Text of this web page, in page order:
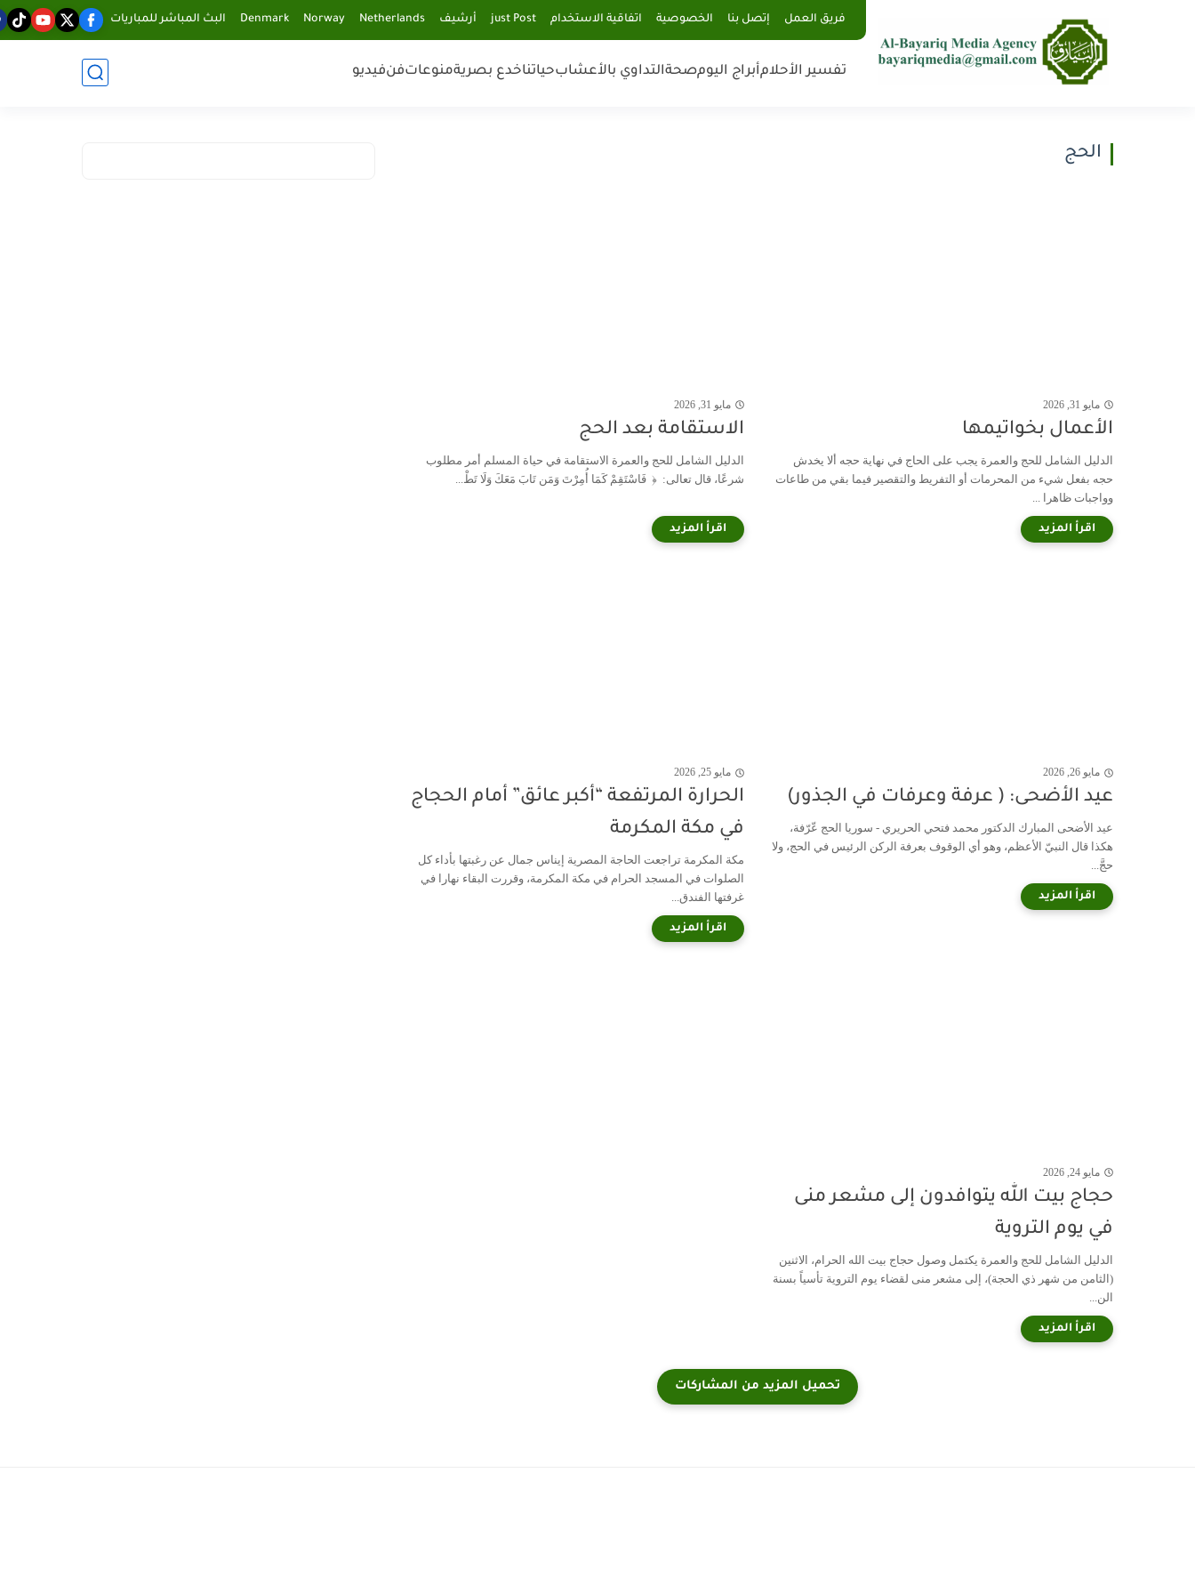
فريق العمل إتصل بنا الخصوصية اتفاقية الاستخدام just Post أرشيف Netherlands
Norway
Denmark البث المباشر للمباريات
تفسير الأحلامأبراج اليومصحةالتداوي بالأعشابحياتناخدع بصريةمنوعاتفنفيديو
الحج
مايو 31, 2026
الأعمال بخواتيمها
الدليل الشامل للحج والعمرة يجب على الحاج في نهاية حجه ألا يخدش
حجه بفعل شيء من المحرمات أو التفريط والتقصير فيما بقي من طاعات
وواجبات ظاهرا ...
مايو 31, 2026
الاستقامة بعد الحج
الدليل الشامل للحج والعمرة الاستقامة في حياة المسلم أمر مطلوب
شرعًا، قال تعالى: ﴿ فَاسْتَقِمْ كَمَا أُمِرْتَ وَمَن تَابَ مَعَكَ وَلَا تَطْ...
مايو 26, 2026
عيد الأضحى: ( عرفة وعرفات في الجذور)
عيد الأضحى المبارك الدكتور محمد فتحي الحريري - سوريا الحج عّرّفة،
هكذا قال النبيّ الأعظم، وهو أي الوقوف بعرفة الركن الرئيس في الحج، ولا
حجَّ...
مايو 25, 2026
الحرارة المرتفعة “أكبر عائق” أمام الحجاج
في مكة المكرمة
مكة المكرمة تراجعت الحاجة المصرية إيناس جمال عن رغبتها بأداء كل
الصلوات في المسجد الحرام في مكة المكرمة، وقررت البقاء نهارا في
غرفتها الفندق...
مايو 24, 2026
حجاج بيت الله يتوافدون إلى مشعر منى
في يوم التروية
الدليل الشامل للحج والعمرة يكتمل وصول حجاج بيت الله الحرام، الاثنين
(الثامن من شهر ذي الحجة)، إلى مشعر منى لقضاء يوم التروية تأسياً بسنة
الن...